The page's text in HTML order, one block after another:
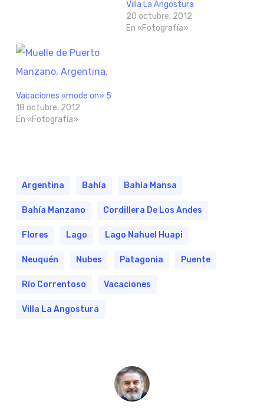
Villa La Angostura
20 octubre, 2012
En «Fotografía»
Vacaciones «mode on» 5
18 octubre, 2012
En «Fotografía»
Argentina Bahía Bahía Mansa
Bahía Manzano Cordillera De Los Andes
Flores Lago Lago Nahuel Huapi
Neuquén Nubes Patagonia Puente
Río Correntoso Vacaciones
Villa La Angostura